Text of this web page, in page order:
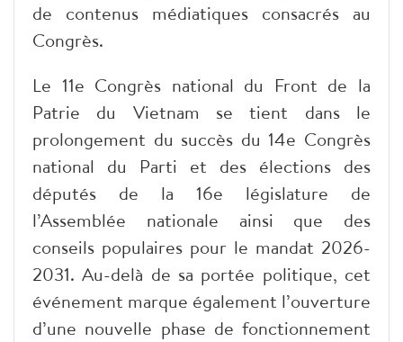
de contenus médiatiques consacrés au
Congrès.
Le 11e Congrès national du Front de la
Patrie du Vietnam se tient dans le
prolongement du succès du 14e Congrès
national du Parti et des élections des
députés de la 16e législature de
l’Assemblée nationale ainsi que des
conseils populaires pour le mandat 2026-
2031. Au-delà de sa portée politique, cet
événement marque également l’ouverture
d’une nouvelle phase de fonctionnement